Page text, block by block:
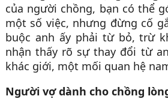
của người chồng, bạn có thể
một số việc, nhưng đừng cố
buộc anh ấy phải từ bỏ, trừ
nhận thấy rõ sự thay đổi từ
khác giới, một mối quan hệ
Người vợ dành cho chồng